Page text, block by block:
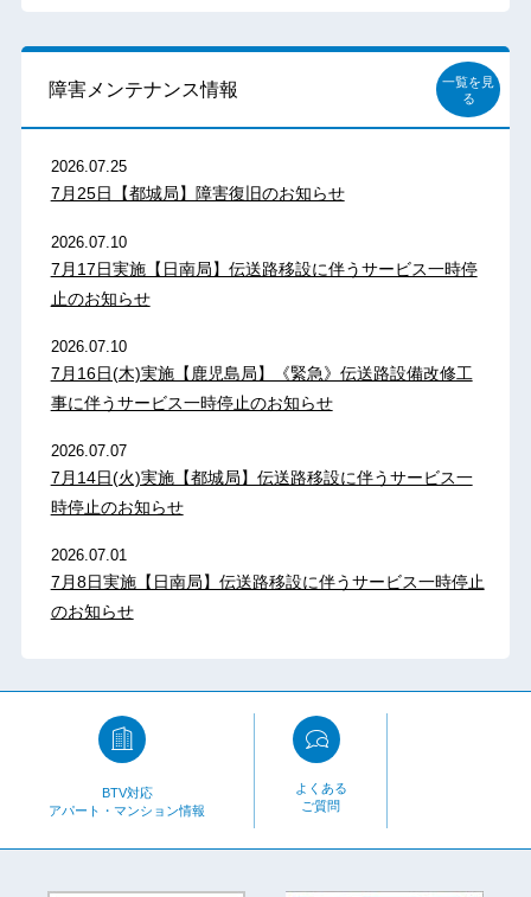
障害メンテナンス情報
一覧を見
る
2026.07.25
7月25日【都城局】障害復旧のお知らせ
2026.07.10
7月17日実施【日南局】伝送路移設に伴うサービス一時停
止のお知らせ
2026.07.10
7月16日(木)実施【鹿児島局】《緊急》伝送路設備改修工
事に伴うサービス一時停止のお知らせ
2026.07.07
7月14日(火)実施【都城局】伝送路移設に伴うサービス一
時停止のお知らせ
2026.07.01
7月8日実施【日南局】伝送路移設に伴うサービス一時停止
のお知らせ
BTV対応
アパート・マンション情報
よくある
ご質問